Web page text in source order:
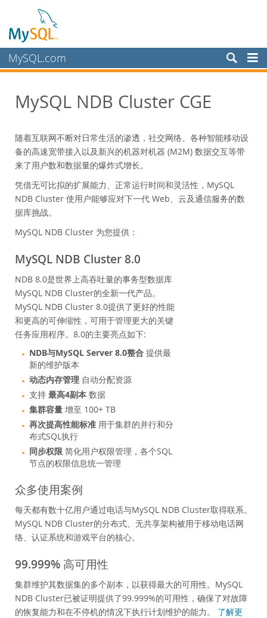
MySQL.com
MySQL HeatWave
MySQL AI
MySQL 企业版
MySQL 标准版
MySQL 经典版
MySQL NDB Cluster CGE
Datasheet (PDF)
特性和优点
可扩展性
Performance
NoSQL
Performance Benchmarks
客户成功案例
常见问题解答
MySQL 嵌入式 (OEM/ISV)
服务
合作伙伴
客户
为何选择 MySQL？
新闻和活动
如何购买
下载
文档
开发人员专区
MySQL NDB Cluster CGE
随着互联网不断对日常生活的渗透，社交网络、各种智能移动设
备的高速宽带接入以及新兴的机器对机器 (M2M) 数据交互等带
来了用户数和数据量的爆炸式增长。
凭借无可比拟的扩展能力、正常运行时间和灵活性，MySQL
NDB Cluster 使用户能够应对下一代 Web、云及通信服务的数
据库挑战。
MySQL NDB Cluster 为您提供：
MySQL NDB Cluster 8.0
NDB 8.0是世界上高吞吐量的事务型数据库
MySQL NDB Cluster的全新一代产品。
MySQL NDB Cluster 8.0提供了更好的性能
和更高的可伸缩性，可用于管理更大的关键
任务应用程序。8.0的主要亮点如下:
NDB与MySQL Server 8.0整合 提供最
新的维护版本
动态内存管理 自动分配资源
支持 最高4副本 数据
集群容量 增至 100+ TB
再次提高性能标准 用于集群的并行和分
布式SQL执行
同步权限 简化用户权限管理，各个SQL
节点的权限信息统一管理
众多使用案例
每天都有数十亿用户通过电话与MySQL NDB Cluster取得联系。
MySQL NDB Cluster的分布式、无共享架构被用于移动电话网
络、认证系统和游戏平台的核心。
99.999% 高可用性
集群维护其数据集的多个副本，以获得最大的可用性。MySQL
NDB Cluster已被证明提供了99.999%的可用性，确保了对故障
的恢复能力和在不停机的情况下执行计划维护的能力。 了解更